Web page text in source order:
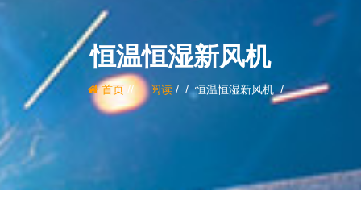
恒温恒湿新风机
首页/ 阅读/ 恒温恒湿新风机